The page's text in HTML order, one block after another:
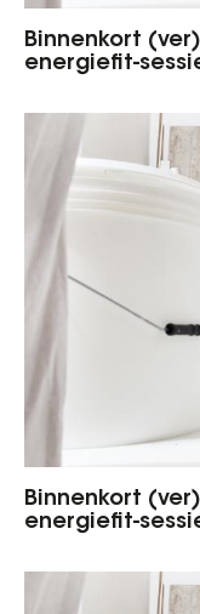
Binnenkort
energiefit-
Binnenkort
energiefit-